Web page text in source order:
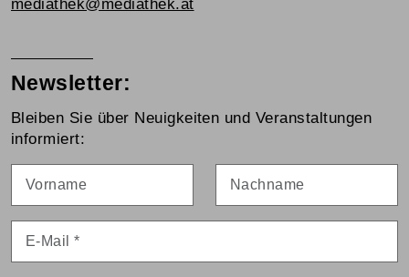
mediathek@mediathek.at
Newsletter:
Bleiben Sie über Neuigkeiten und Veranstaltungen
informiert: